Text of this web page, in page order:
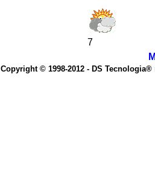
7
Copyright © 1998-2012 - DS Tecnologia®